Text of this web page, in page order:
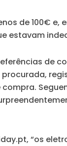
de 100€
estavam
de
“os